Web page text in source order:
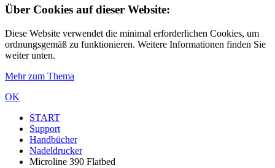
Über Cookies auf dieser Website:
Diese Website verwendet die minimal erforderlichen Cookies, um
ordnungsgemäß zu funktionieren. Weitere Informationen finden Sie
weiter unten.
Mehr zum Thema
OK
START
Support
Handbücher
Nadeldrucker
Microline 390 Flatbed